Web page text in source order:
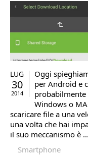
LUG
30
2014
Oggi
per Android e
probabilmente
Windows o
scaricare file a una
una volta che hai
il suo meccanismo è ...
Smartphone